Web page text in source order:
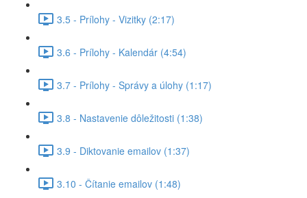
3.5 - Prílohy - Vizitky (2:17)
3.6 - Prílohy - Kalendár (4:54)
3.7 - Prílohy - Správy a úlohy (1:17)
3.8 - Nastavenie dôležitosti (1:38)
3.9 - Diktovanie emailov (1:37)
3.10 - Čítanie emailov (1:48)